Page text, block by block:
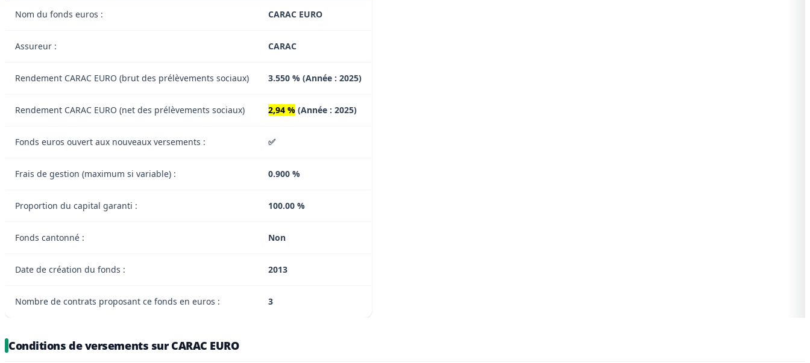
Nom du fonds euros : CARAC EURO
Assureur : CARAC
Rendement CARAC EURO (brut des prélèvements sociaux) 3.550 % (Année : 2025)
Rendement CARAC EURO (net des prélèvements sociaux) 2,94 % (Année : 2025)
Fonds euros ouvert aux nouveaux versements : ✅
Frais de gestion (maximum si variable) : 0.900 %
Proportion du capital garanti : 100.00 %
Fonds cantonné : Non
Date de création du fonds : 2013
Nombre de contrats proposant ce fonds en euros : 3
Conditions de versements sur CARAC EURO